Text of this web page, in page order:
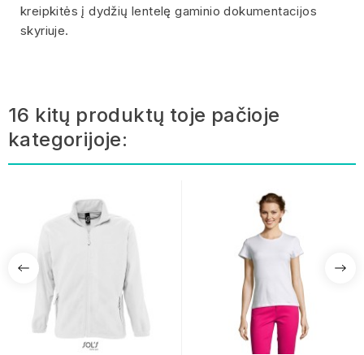
kreipkitės į dydžių lentelę gaminio dokumentacijos
skyriuje.
16 kitų produktų toje pačioje
kategorijoje: